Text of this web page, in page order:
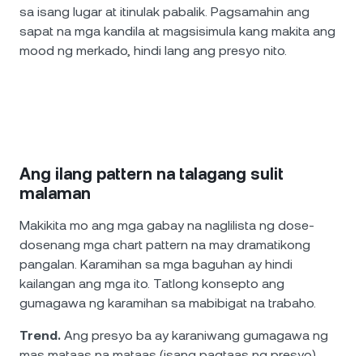
sa isang lugar at itinulak pabalik. Pagsamahin ang
sapat na mga kandila at magsisimula kang makita ang
mood ng merkado, hindi lang ang presyo nito.
Ang ilang pattern na talagang sulit
malaman
Makikita mo ang mga gabay na naglilista ng dose-
dosenang mga chart pattern na may dramatikong
pangalan. Karamihan sa mga baguhan ay hindi
kailangan ang mga ito. Tatlong konsepto ang
gumagawa ng karamihan sa mabibigat na trabaho.
Trend. Ang presyo ba ay karaniwang gumagawa ng